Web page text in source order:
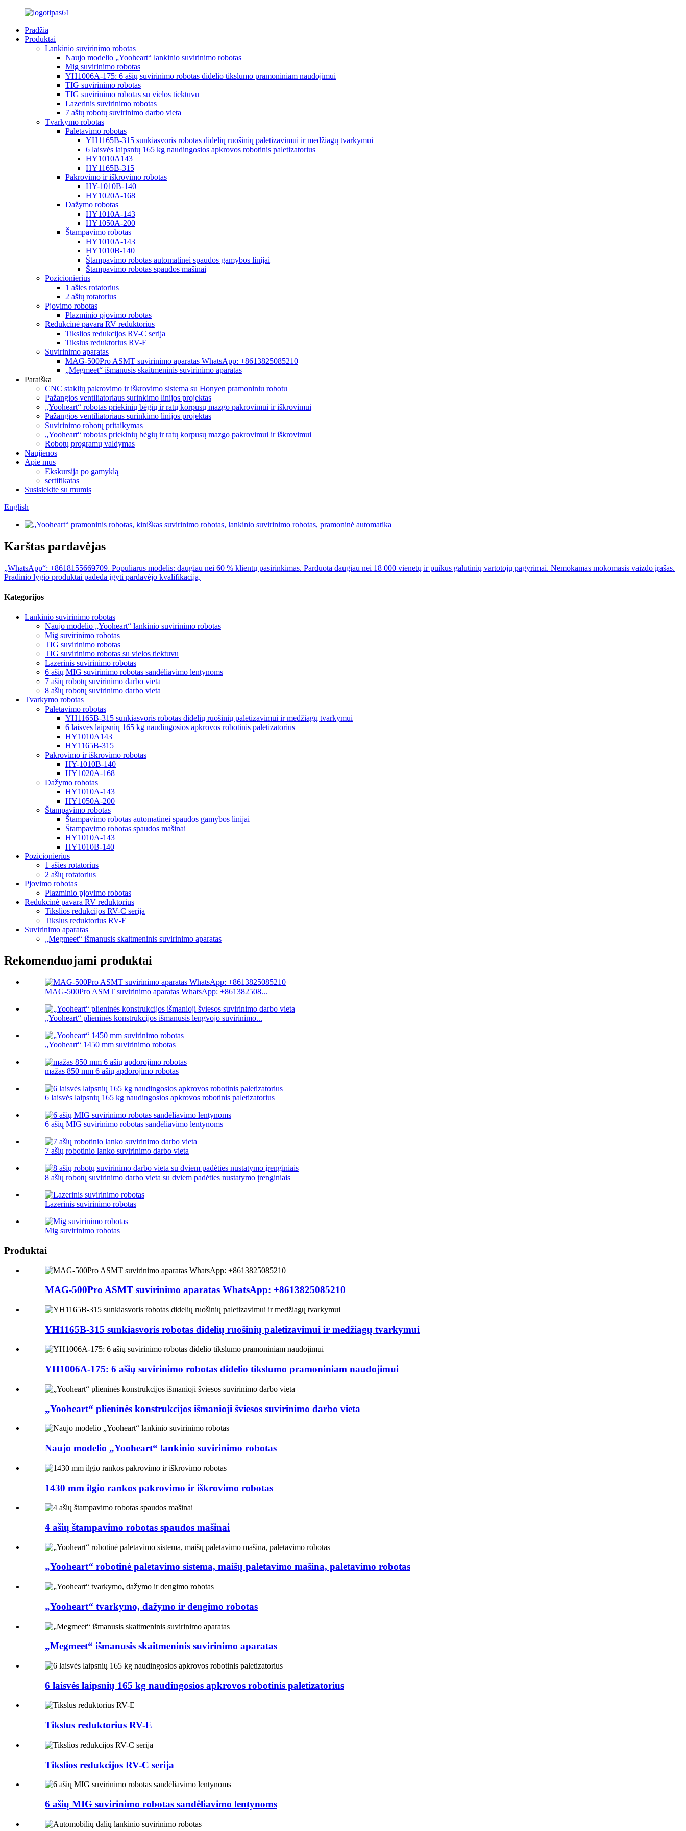
Pradžia
Produktai
Lankinio suvirinimo robotas
Naujo modelio „Yooheart“ lankinio suvirinimo robotas
Mig suvirinimo robotas
YH1006A-175: 6 ašių suvirinimo robotas didelio tikslumo pramoniniam naudojimui
TIG suvirinimo robotas
TIG suvirinimo robotas su vielos tiektuvu
Lazerinis suvirinimo robotas
7 ašių robotų suvirinimo darbo vieta
Tvarkymo robotas
Paletavimo robotas
YH1165B-315 sunkiasvoris robotas didelių ruošinių paletizavimui ir medžiagų tvarkymui
6 laisvės laipsnių 165 kg naudingosios apkrovos robotinis paletizatorius
HY1010A143
HY1165B-315
Pakrovimo ir iškrovimo robotas
HY-1010B-140
HY1020A-168
Dažymo robotas
HY1010A-143
HY1050A-200
Štampavimo robotas
HY1010A-143
HY1010B-140
Štampavimo robotas automatinei spaudos gamybos linijai
Štampavimo robotas spaudos mašinai
Pozicionierius
1 ašies rotatorius
2 ašių rotatorius
Pjovimo robotas
Plazminio pjovimo robotas
Redukcinė pavara RV reduktorius
Tikslios redukcijos RV-C serija
Tikslus reduktorius RV-E
Suvirinimo aparatas
MAG-500Pro ASMT suvirinimo aparatas WhatsApp: +8613825085210
„Megmeet“ išmanusis skaitmeninis suvirinimo aparatas
Paraiška
CNC staklių pakrovimo ir iškrovimo sistema su Honyen pramoniniu robotu
Pažangios ventiliatoriaus surinkimo linijos projektas
„Yooheart“ robotas priekinių bėgių ir ratų korpusų mazgo pakrovimui ir iškrovimui
Pažangios ventiliatoriaus surinkimo linijos projektas
Suvirinimo robotų pritaikymas
„Yooheart“ robotas priekinių bėgių ir ratų korpusų mazgo pakrovimui ir iškrovimui
Robotų programų valdymas
Naujienos
Apie mus
Ekskursija po gamyklą
sertifikatas
Susisiekite su mumis
English
Karštas pardavėjas
„WhatsApp“: +8618155669709. Populiarus modelis: daugiau nei 60 % klientų pasirinkimas. Parduota daugiau nei 18 000 vienetų ir puikūs galutinių vartotojų pagyrimai. Nemokamas mokomasis vaizdo įrašas.
Pradinio lygio produktai padeda įgyti pardavėjo kvalifikaciją.
Kategorijos
Lankinio suvirinimo robotas
Naujo modelio „Yooheart“ lankinio suvirinimo robotas
Mig suvirinimo robotas
TIG suvirinimo robotas
TIG suvirinimo robotas su vielos tiektuvu
Lazerinis suvirinimo robotas
6 ašių MIG suvirinimo robotas sandėliavimo lentynoms
7 ašių robotų suvirinimo darbo vieta
8 ašių robotų suvirinimo darbo vieta
Tvarkymo robotas
Paletavimo robotas
YH1165B-315 sunkiasvoris robotas didelių ruošinių paletizavimui ir medžiagų tvarkymui
6 laisvės laipsnių 165 kg naudingosios apkrovos robotinis paletizatorius
HY1010A143
HY1165B-315
Pakrovimo ir iškrovimo robotas
HY-1010B-140
HY1020A-168
Dažymo robotas
HY1010A-143
HY1050A-200
Štampavimo robotas
Štampavimo robotas automatinei spaudos gamybos linijai
Štampavimo robotas spaudos mašinai
HY1010A-143
HY1010B-140
Pozicionierius
1 ašies rotatorius
2 ašių rotatorius
Pjovimo robotas
Plazminio pjovimo robotas
Redukcinė pavara RV reduktorius
Tikslios redukcijos RV-C serija
Tikslus reduktorius RV-E
Suvirinimo aparatas
„Megmeet“ išmanusis skaitmeninis suvirinimo aparatas
Rekomenduojami produktai
MAG-500Pro ASMT suvirinimo aparatas WhatsApp: +861382508...
„Yooheart“ plieninės konstrukcijos išmanusis lengvojo suvirinimo...
„Yooheart“ 1450 mm suvirinimo robotas
mažas 850 mm 6 ašių apdorojimo robotas
6 laisvės laipsnių 165 kg naudingosios apkrovos robotinis paletizatorius
6 ašių MIG suvirinimo robotas sandėliavimo lentynoms
7 ašių robotinio lanko suvirinimo darbo vieta
8 ašių robotų suvirinimo darbo vieta su dviem padėties nustatymo įrenginiais
Lazerinis suvirinimo robotas
Mig suvirinimo robotas
Produktai
MAG-500Pro ASMT suvirinimo aparatas WhatsApp: +8613825085210
YH1165B-315 sunkiasvoris robotas didelių ruošinių paletizavimui ir medžiagų tvarkymui
YH1006A-175: 6 ašių suvirinimo robotas didelio tikslumo pramoniniam naudojimui
„Yooheart“ plieninės konstrukcijos išmanioji šviesos suvirinimo darbo vieta
Naujo modelio „Yooheart“ lankinio suvirinimo robotas
1430 mm ilgio rankos pakrovimo ir iškrovimo robotas
4 ašių štampavimo robotas spaudos mašinai
„Yooheart“ robotinė paletavimo sistema, maišų paletavimo mašina, paletavimo robotas
„Yooheart“ tvarkymo, dažymo ir dengimo robotas
„Megmeet“ išmanusis skaitmeninis suvirinimo aparatas
6 laisvės laipsnių 165 kg naudingosios apkrovos robotinis paletizatorius
Tikslus reduktorius RV-E
Tikslios redukcijos RV-C serija
6 ašių MIG suvirinimo robotas sandėliavimo lentynoms